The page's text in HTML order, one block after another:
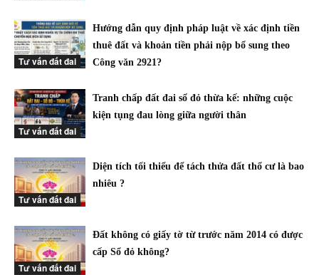
Tư vấn đất đai
Hướng dẫn quy định pháp luật về xác định tiền
thuê đất và khoản tiền phải nộp bổ sung theo
Công văn 2921?
Tư vấn đất đai
Tranh chấp đất đai sổ đỏ thừa kế: những cuộc
kiện tụng đau lòng giữa người thân
Tư vấn đất đai
Diện tích tối thiểu để tách thửa đất thổ cư là bao
nhiêu ?
Tư vấn đất đai
Đất không có giấy tờ từ trước năm 2014 có được
cấp Sổ đỏ không?